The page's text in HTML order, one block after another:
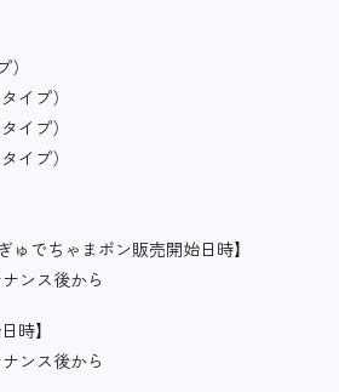
イプ）
イプ）
イプ）
ゅでちゃまポン販売開始日時】
ンス後から
時】
ンス後から